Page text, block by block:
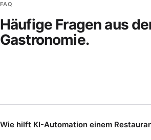
FAQ
Häufige Fragen aus
Gastronomie.
Wie hilft KI-Automation einem